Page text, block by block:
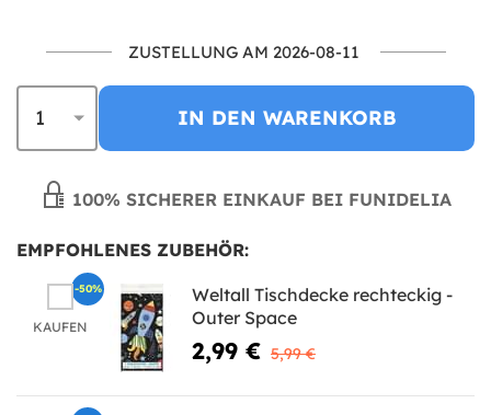
ZUSTELLUNG AM 2026-08-11
IN DEN WARENKORB
100% SICHERER EINKAUF BEI FUNIDELIA
EMPFOHLENES ZUBEHÖR:
KAUFEN
Weltall Tischdecke rechteckig -
Outer Space
2,99 € 5,99 €
-50%